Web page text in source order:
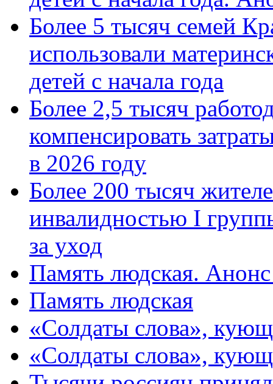
Более 5 тысяч семей
использовали
детей с начала года
Более 2,5 тысяч
компенсировать
в 2026 году
Более 200 тысяч
инвалидностью I
за уход
Память людская.
Память людская
«Солдаты слова»,
«Солдаты слова»,